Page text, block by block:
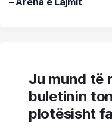
Ju mund të
buletinin
plotësisht